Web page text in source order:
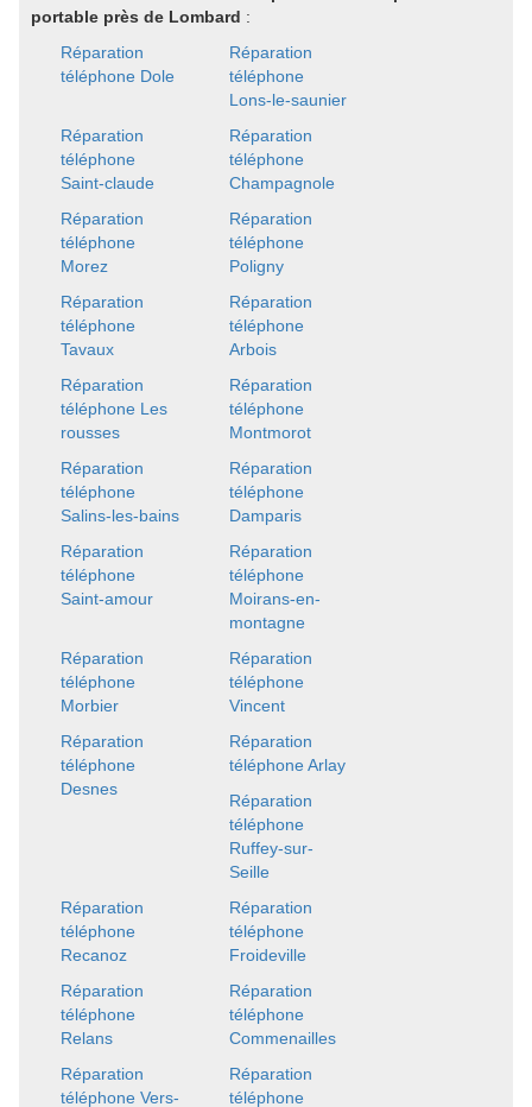
portable près de Lombard :
Réparation
téléphone Dole
Réparation
téléphone
Lons-le-saunier
Réparation
téléphone
Saint-claude
Réparation
téléphone
Champagnole
Réparation
téléphone
Morez
Réparation
téléphone
Poligny
Réparation
téléphone
Tavaux
Réparation
téléphone
Arbois
Réparation
téléphone Les
rousses
Réparation
téléphone
Montmorot
Réparation
téléphone
Salins-les-bains
Réparation
téléphone
Damparis
Réparation
téléphone
Saint-amour
Réparation
téléphone
Moirans-en-
montagne
Réparation
téléphone
Morbier
Réparation
téléphone
Vincent
Réparation
téléphone
Desnes
Réparation
téléphone Arlay
Réparation
téléphone
Ruffey-sur-
Seille
Réparation
téléphone
Recanoz
Réparation
téléphone
Froideville
Réparation
téléphone
Relans
Réparation
téléphone
Commenailles
Réparation
téléphone Vers-
Réparation
téléphone